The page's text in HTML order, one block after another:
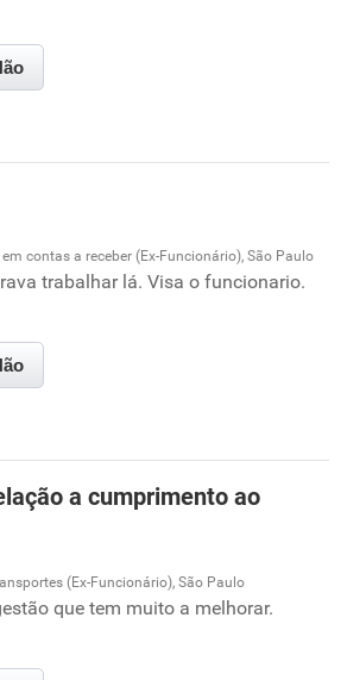
empresa
familiar
empresa
contas a receber (Ex-Funcionário), São Paulo
trabalhar lá. Visa o funcionario.
a cumprimento ao
(Ex-Funcionário), São Paulo
que tem muito a melhorar.